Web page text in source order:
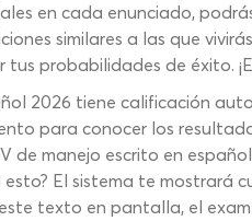
en cada enunciado,
similares a las que
probabilidades de éxito.
2026 tiene calificación
para conocer los
de manejo escrito en
El sistema te mostrará
texto en pantalla, el